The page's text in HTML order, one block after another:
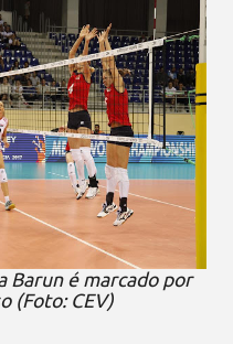
Barun é marcado por
(Foto: CEV)